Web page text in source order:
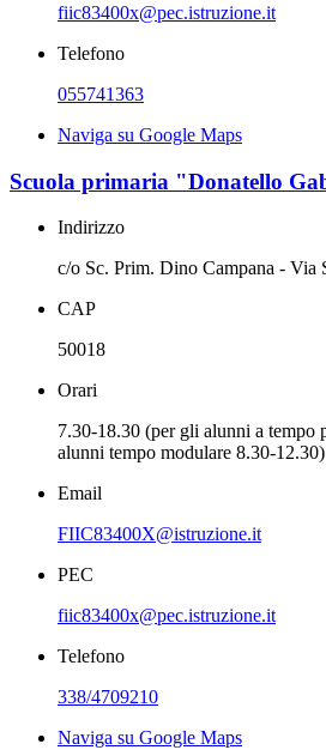
fiic83400x@pec.istruzione.it
Telefono
055741363
Naviga su Google Maps
Scuola primaria "Donatello
Indirizzo
c/o Sc. Prim. Dino Campana - Via
CAP
50018
Orari
7.30-18.30 (per gli alunni a tempo
alunni tempo modulare 8.30-12.30)
Email
FIIC83400X@istruzione.it
PEC
fiic83400x@pec.istruzione.it
Telefono
338/4709210
Naviga su Google Maps